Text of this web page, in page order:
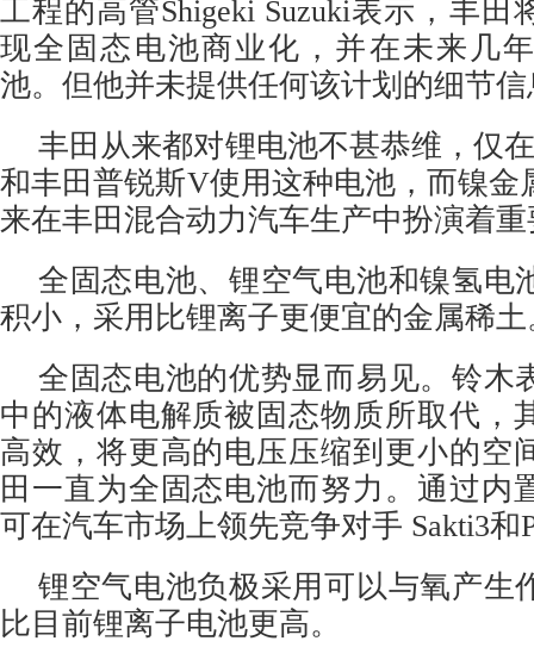
工程的高管Shigeki Suzuki表示，丰田
现全固态电池商业化，并在未来几
池。但他并未提供任何该计划的细节
丰田从来都对锂电池不甚恭维，仅
和丰田普锐斯V使用这种电池，而镍金
来在丰田混合动力汽车生产中扮演着
全固态电池、锂空气电池和镍氢电
积小，采用比锂离子更便宜的金属稀土
全 固态电池的优势显而易见。铃木
中的液体电解质被固态物质所取代，
高效，将更高的电压压缩到更小的空
田一直为全固态电池而努力。通过内
可在汽车市场上领先竞争对手 Sakti3和
锂空气电池负极采用可以与氧产生
比目前锂离子电池更高。